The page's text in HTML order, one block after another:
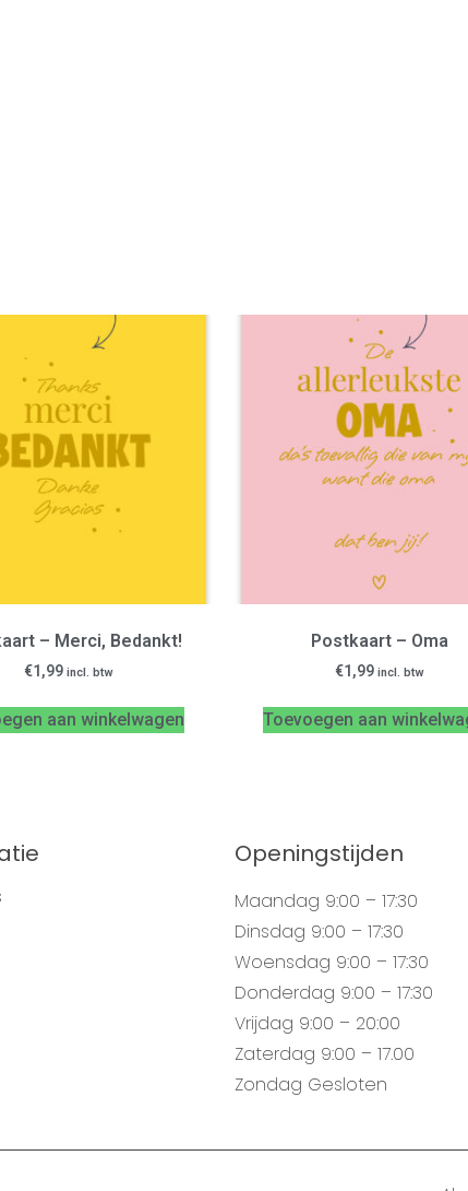
– Merci, Bedankt!
€1,99 incl. btw
aan winkelwagen
Postkaart – Oma
€1,99 incl. btw
Toevoegen aan
Openingstijden
Maandag 9:00 – 17:30
Dinsdag 9:00 – 17:30
Woensdag 9:00 – 17:30
Donderdag 9:00 – 17:30
Vrijdag 9:00 – 20:00
Zaterdag 9:00 – 17.00
Zondag Gesloten